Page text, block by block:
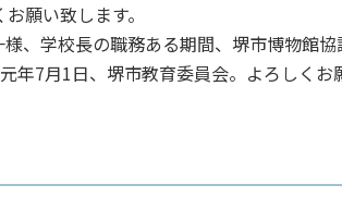
願い致します。
、学校長の職務ある期間、堺市博物館
年7月1日、堺市教育委員会。よろしくお